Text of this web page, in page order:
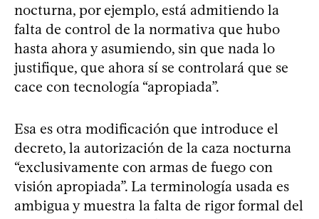
nocturna, por ejemplo, está admitiendo la
falta de control de la normativa que hubo
hasta ahora y asumiendo, sin que nada lo
justifique, que ahora sí se controlará que se
cace con tecnología “apropiada”.
Esa es otra modificación que introduce el
decreto, la autorización de la caza nocturna
“exclusivamente con armas de fuego con
visión apropiada”. La terminología usada es
ambigua y muestra la falta de rigor formal del